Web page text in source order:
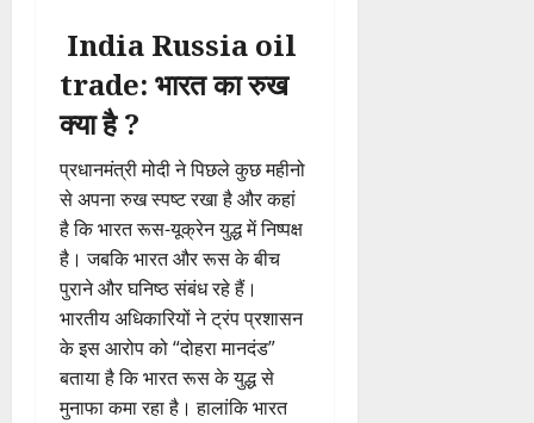
India Russia oil
trade: भारत का रुख
क्या है ?
प्रधानमंत्री मोदी ने पिछले कुछ महीनो
से अपना रुख स्पष्ट रखा है और कहां
है कि भारत रूस-यूक्रेन युद्ध में निष्पक्ष
है। जबकि भारत और रूस के बीच
पुराने और घनिष्ठ संबंध रहे हैं।
भारतीय अधिकारियों ने ट्रंप प्रशासन
के इस आरोप को “दोहरा मानदंड”
बताया है कि भारत रूस के युद्ध से
मुनाफा कमा रहा है। हालांकि भारत